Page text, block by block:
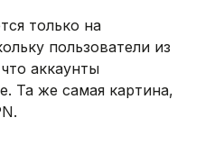
только на
пользователи из
аккаунты
Та же самая картина,